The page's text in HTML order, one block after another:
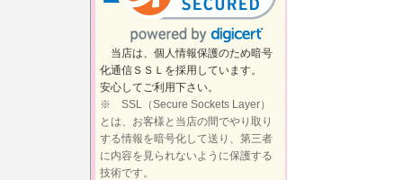
当店は、個人情報保護のため暗号
化通信ＳＳＬを採用しています。
安心してご利用下さい。
※ SSL（Secure Sockets Layer）
とは、お客様と当店の間でやり取り
する情報を暗号化して送り、第三者
に内容を見られないように保護する
技術です。